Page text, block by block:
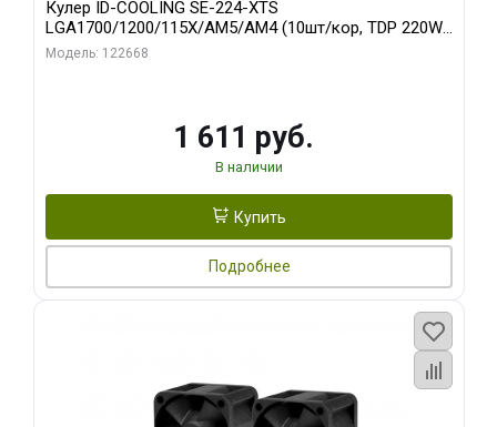
Кулер ID-COOLING SE-224-XTS
LGA1700/1200/115X/AM5/AM4 (10шт/кор, TDP 220W,
PWM, 4 тепл.трубки прямого контакта, FAN 120mm)
Модель: 122668
1 611 руб.
В наличии
Купить
Подробнее